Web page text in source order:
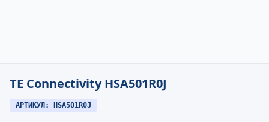
TE Connectivity HSA501R0J
АРТИКУЛ: HSA501R0J